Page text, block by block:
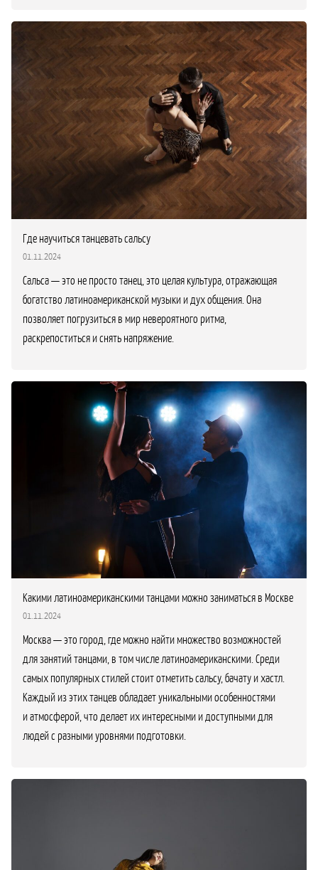
Где научиться танцевать сальсу
01.11.2024
Сальса — это не просто танец, это целая культура, отражающая
богатство латиноамериканской музыки и дух общения. Она
позволяет погрузиться в мир невероятного ритма,
раскрепоститься и снять напряжение.
Какими латиноамериканскими танцами можно заниматься в Москве
01.11.2024
Москва — это город, где можно найти множество возможностей
для занятий танцами, в том числе латиноамериканскими. Среди
самых популярных стилей стоит отметить сальсу, бачату и хастл.
Каждый из этих танцев обладает уникальными особенностями
и атмосферой, что делает их интересными и доступными для
людей с разными уровнями подготовки.